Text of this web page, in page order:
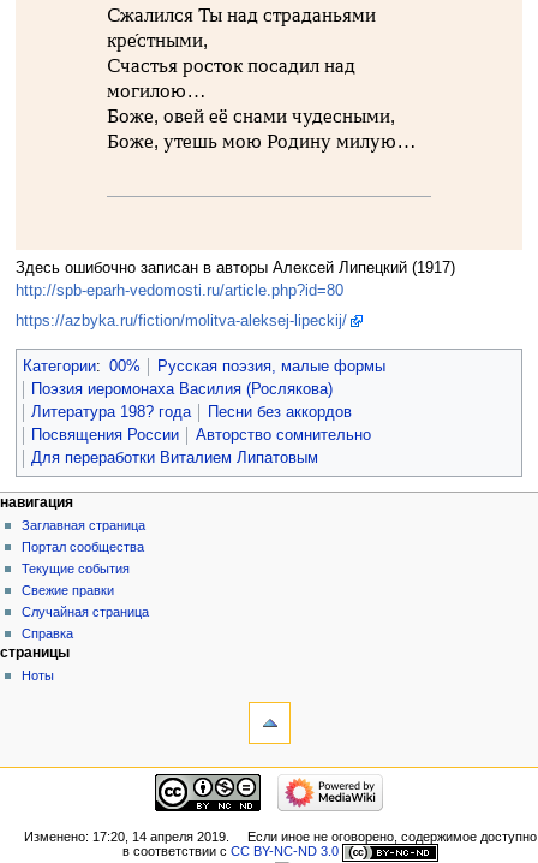
Сжалился Ты над страданьями
кре́стными,
Счастья росток посадил над
могилою…
Боже, овей её снами чудесными,
Боже, утешь мою Родину милую…
Здесь ошибочно записан в авторы Алексей Липецкий (1917)
http://spb-eparh-vedomosti.ru/article.php?id=80
https://azbyka.ru/fiction/molitva-aleksej-lipeckij/
Категории: 00%
Русская поэзия, малые формы
Поэзия иеромонаха Василия (Рослякова)
Литература 198? года
Песни без аккордов
Посвящения России
Авторство сомнительно
Для переработки Виталием Липатовым
навигация
Заглавная страница
Портал сообщества
Текущие события
Свежие правки
Случайная страница
Справка
страницы
Ноты
Изменено: 17:20, 14 апреля 2019.
Если иное не оговорено, содержимое доступно
в соответствии с CC BY-NC-ND 3.0